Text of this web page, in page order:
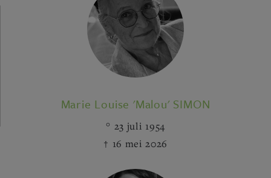
Marie Louise 'Malou' SIMON
23 juli 1954
16 mei 2026